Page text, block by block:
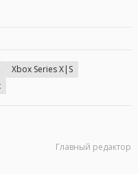
Xbox Series X|S
Главный редактор